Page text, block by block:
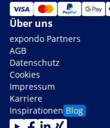
Über uns
expondo Partners
AGB
Datenschutz
Cookies
Impressum
Karriere
Inspirationen Blog